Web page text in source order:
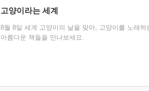
고양이라는 세계
8월 8일 세계 고양이의 날을 맞아, 고양이를 노래하
아름다운 책들을 만나보세요.